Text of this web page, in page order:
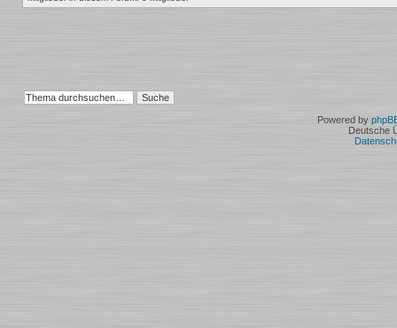
Powered by
Deutsche